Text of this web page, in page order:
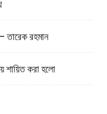
তারেক রহমান
শায়িত করা হলো